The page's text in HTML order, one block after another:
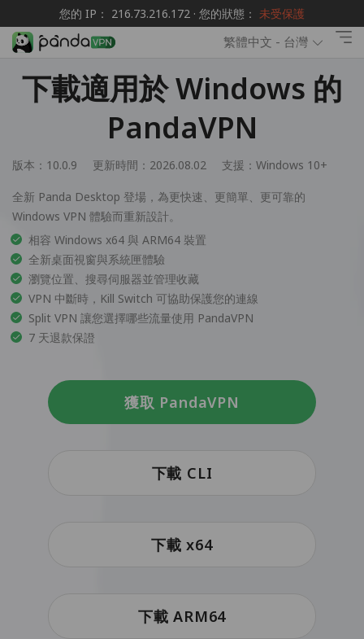
您的 IP： 216.73.216.172 · 您的狀態： 未受保護
繁體中文 - 台灣
下載適用於 Windows 的
PandaVPN
版本：10.0.9 更新時間：2026.08.02 支援： Windows 10+
全新 Panda Desktop 登場，為更快速、更簡單、更可靠的
Windows VPN 體驗而重新設計。
相容 Windows x64 與 ARM64 裝置
全新桌面視窗與系統匣體驗
瀏覽位置、搜尋伺服器並管理收藏
VPN 中斷時，Kill Switch 可協助保護您的連線
Split VPN 讓您選擇哪些流量使用 PandaVPN
7 天退款保證
獲取 PandaVPN
下載 CLI
下載 x64
下載 ARM64